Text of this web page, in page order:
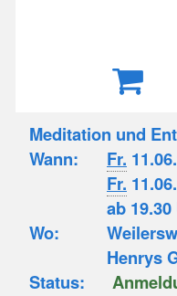
Meditation und
Wann:
Fr.
Fr.
ab
Wo:
Henrys
Status: